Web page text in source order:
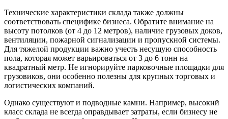
Технические характеристики склада также должны
соответствовать специфике бизнеса. Обратите внимание на
высоту потолков (от 4 до 12 метров), наличие грузовых доков,
вентиляции, пожарной сигнализации и пропускной системы.
Для тяжелой продукции важно учесть несущую способность
пола, которая может варьироваться от 3 до 6 тонн на
квадратный метр. Не игнорируйте парковочные площадки для
грузовиков, они особенно полезны для крупных торговых и
логистических компаний.
Однако существуют и подводные камни. Например, высокий
класс склада не всегда оправдывает затраты, если бизнесу не